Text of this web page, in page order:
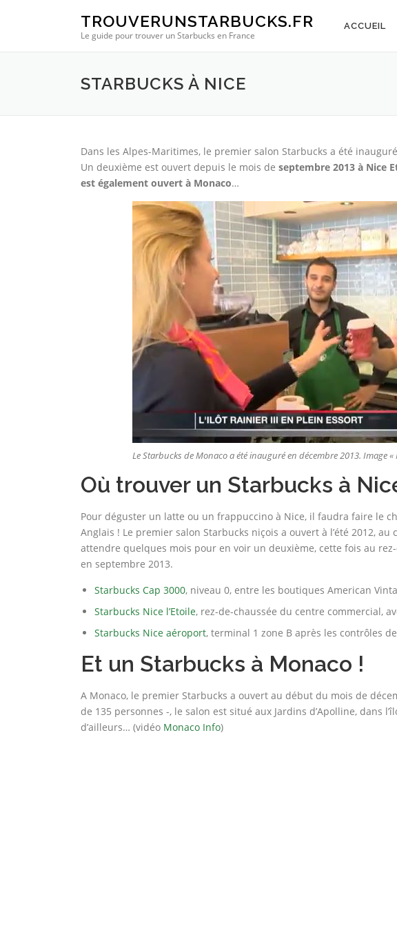
TROUVERUNSTARBUCKS.FR
Le guide pour trouver un Starbucks en France
ACCUEIL
STARBUCKS À NICE
Dans les Alpes-Maritimes, le premier salon Starbucks a été
Un deuxième est ouvert depuis le mois de septembre 2013 à Nice
est également ouvert à Monaco…
Le Starbucks de Monaco a été inauguré en décembre 2013. Image
Où trouver un Starbucks à
Pour déguster un latte ou un frappuccino à Nice, il faudra faire le
Anglais ! Le premier salon Starbucks niçois a ouvert à l’été 2012,
attendre quelques mois pour en voir un deuxième, cette fois au
en septembre 2013.
Starbucks Cap 3000, niveau 0, entre les boutiques American
Starbucks Nice l’Etoile, rez-de-chaussée du centre commercial,
Starbucks Nice aéroport, terminal 1 zone B après les contrôles
Et un Starbucks à Monaco !
A Monaco, le premier Starbucks a ouvert au début du mois de
de 135 personnes -, le salon est situé aux Jardins d’Apolline, dans
d’ailleurs… (vidéo Monaco Info)